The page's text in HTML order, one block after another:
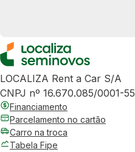
LOCALIZA Rent a Car S/A
CNPJ nº 16.670.085/0001-55
Financiamento
Parcelamento no cartão
Carro na troca
Tabela Fipe